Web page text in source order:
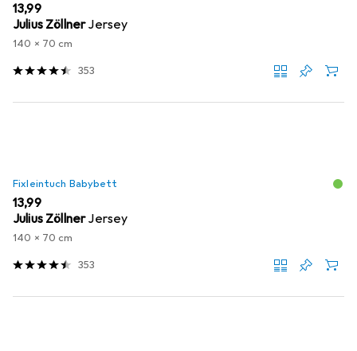
EUR
13,99
Julius ZöllnerJersey
140 x 70 cm
353
Fixleintuch Babybett
EUR
13,99
Julius ZöllnerJersey
140 x 70 cm
353